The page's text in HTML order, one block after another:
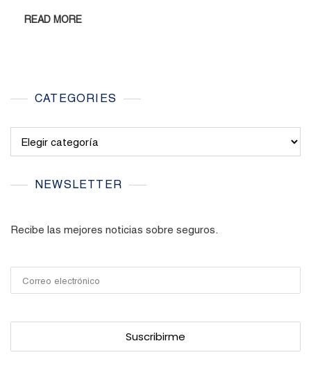
READ MORE
CATEGORIES
NEWSLETTER
Recibe las mejores noticias sobre seguros.